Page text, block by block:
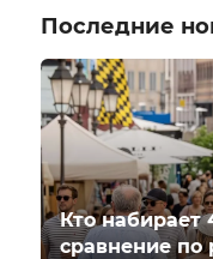
Последние
Кто набирает
сравнение по